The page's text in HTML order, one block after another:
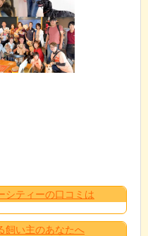
シティーの口コミは
飼い主のあなたへ